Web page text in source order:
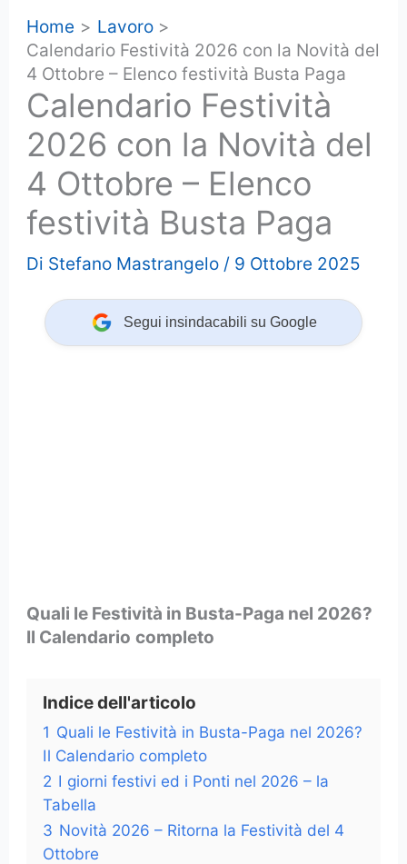
Home
Lavoro
Calendario Festività 2026 con la Novità del
4 Ottobre – Elenco festività Busta Paga
Calendario Festività
2026 con la Novità del
4 Ottobre – Elenco
festività Busta Paga
Di Stefano Mastrangelo / 9 Ottobre 2025
Segui insindacabili su Google
Quali le Festività in Busta-Paga nel 2026?
Il Calendario completo
Indice dell'articolo
1 Quali le Festività in Busta-Paga nel 2026?
Il Calendario completo
2 I giorni festivi ed i Ponti nel 2026 – la
Tabella
3 Novità 2026 – Ritorna la Festività del 4
Ottobre